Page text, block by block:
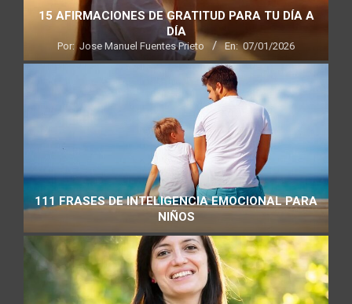
15 AFIRMACIONES DE GRATITUD PARA TU DÍA A
DÍA
Por: Jose Manuel Fuentes Prieto En: 07/01/2026
111 FRASES DE INTELIGENCIA EMOCIONAL PARA
NIÑOS